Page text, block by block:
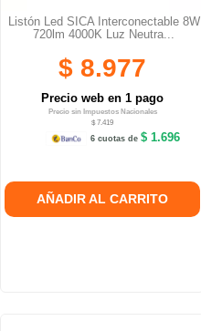
Listón Led SICA Interconectable 8W
720lm 4000K Luz Neutra...
$ 8.977
Precio web en 1 pago
Precio sin Impuestos Nacionales
$ 7.419
6 cuotas de $ 1.696
AÑADIR AL CARRITO